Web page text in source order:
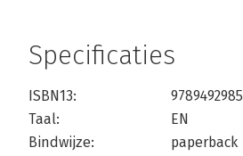
Specificaties
ISBN13:
Taal:
EN
Bindwijze:
paperback